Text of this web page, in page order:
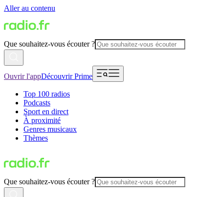
Aller au contenu
Que souhaitez-vous écouter ?
Ouvrir l'appDécouvrir Prime
Top 100 radios
Podcasts
Sport en direct
À proximité
Genres musicaux
Thèmes
Que souhaitez-vous écouter ?